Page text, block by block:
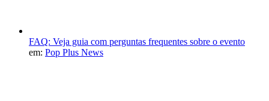
FAQ: Veja guia com perguntas frequentes sobre o evento
em: Pop Plus News